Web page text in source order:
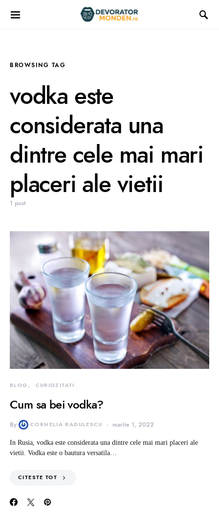
BROWSING TAG
vodka este
considerata una
dintre cele mai mari
placeri ale vietii
1 post
BLOG CURIOZITATI
Cum sa bei vodka?
By CORNELIA RADULESCU martie 1, 2022
In Rusia, vodka este considerata una dintre cele mai mari placeri ale
vietii. Vodka este o bautura versatila…
CITESTE TOT